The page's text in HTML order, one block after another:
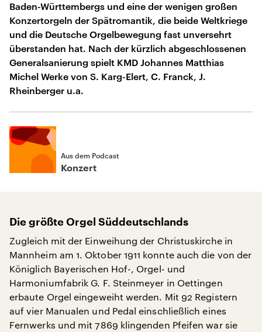
Baden-Württembergs und eine der wenigen großen
Konzertorgeln der Spätromantik, die beide Weltkriege
und die Deutsche Orgelbewegung fast unversehrt
überstanden hat. Nach der kürzlich abgeschlossenen
Generalsanierung spielt KMD Johannes Matthias
Michel Werke von S. Karg-Elert, C. Franck, J.
Rheinberger u.a.
Aus dem Podcast
Konzert
Die größte Orgel Süddeutschlands
Zugleich mit der Einweihung der Christuskirche in
Mannheim am 1. Oktober 1911 konnte auch die von der
Königlich Bayerischen Hof-, Orgel- und
Harmoniumfabrik G. F. Steinmeyer in Oettingen
erbaute Orgel eingeweiht werden. Mit 92 Registern
auf vier Manualen und Pedal einschließlich eines
Fernwerks und mit 7869 klingenden Pfeifen war sie